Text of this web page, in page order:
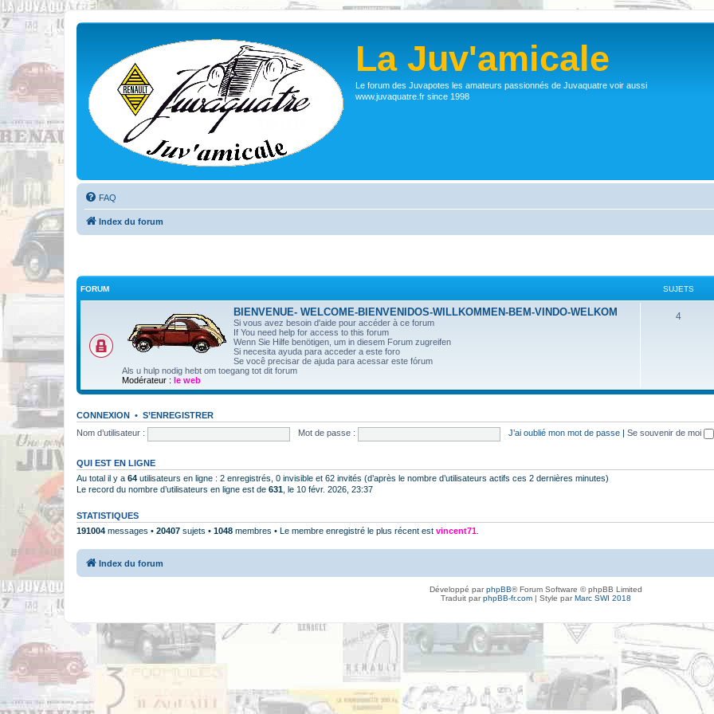
La Juv'amicale
Le forum des Juvapotes les amateurs passionnés de Juvaquatre voir aussi
www.juvaquatre.fr since 1998
FAQ
Index du forum
FORUM SUJETS
BIENVENUE- WELCOME-BIENVENIDOS-WILLKOMMEN-BEM-VINDO-WELKOM
Si vous avez besoin d'aide pour accéder à ce forum
If You need help for access to this forum
Wenn Sie Hilfe benötigen, um in diesem Forum zugreifen
Si necesita ayuda para acceder a este foro
Se você precisar de ajuda para acessar este fórum
Als u hulp nodig hebt om toegang tot dit forum
Modérateur : le web
4
CONNEXION • S’ENREGISTRER
Nom d’utilisateur :
Mot de passe : J’ai oublié mon mot de passe Se souvenir de moi
QUI EST EN LIGNE
Au total il y a 64 utilisateurs en ligne : 2 enregistrés, 0 invisible et 62 invités (d’après le nombre d’utilisateurs actifs ces 2 dernières minutes)
Le record du nombre d’utilisateurs en ligne est de 631 , le 10 févr. 2026, 23:37
STATISTIQUES
191004 messages • 20407 sujets • 1048 membres • Le membre enregistré le plus récent est vincent71
Index du forum
Développé parphpBB® Forum Software © phpBB Limited
Traduit parphpBB-fr.com| Style parMarc SWI 2018